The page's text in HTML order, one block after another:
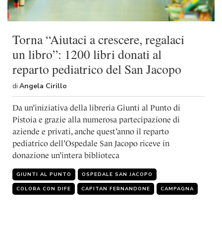
Torna “Aiutaci a crescere, regalaci
un libro”: 1200 libri donati al
reparto pediatrico del San Jacopo
di Angela Cirillo
Da un’iniziativa della libreria Giunti al Punto di
Pistoia e grazie alla numerosa partecipazione di
aziende e privati, anche quest’anno il reparto
pediatrico dell’Ospedale San Jacopo riceve in
donazione un’intera biblioteca
GIUNTI AL PUNTO OSPEDALE SAN JACOPO
COLORA CON DIFE CAPITAN FERNANDONE CAMPAGNA